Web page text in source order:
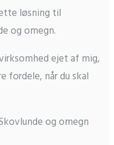
løsning til
og omegn.
ejet af mig,
fordele, når du skal
og omegn